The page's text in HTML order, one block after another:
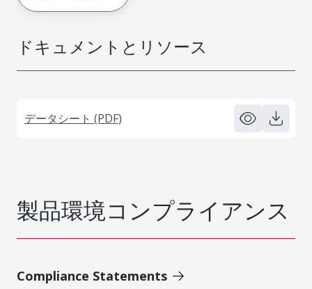
ドキュメントとリソース
データシート (PDF)
製品環境コンプライアンス
Compliance Statements